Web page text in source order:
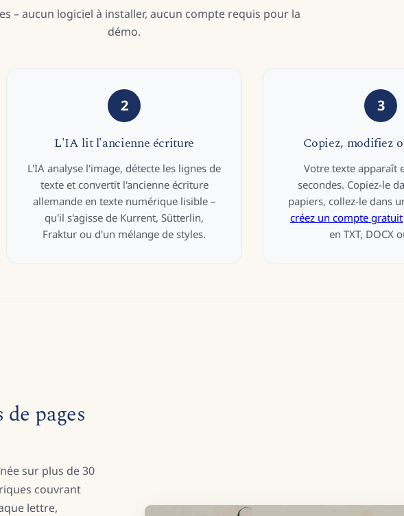
– aucun logiciel à installer, aucun compte requis pour la
démo.
2
L'IA lit l'ancienne écriture
L'IA analyse l'image, détecte les lignes de
texte et convertit l'ancienne écriture
allemande en texte numérique lisible –
qu'il s'agisse de Kurrent, Sütterlin,
Fraktur ou d'un mélange de styles.
3
Copiez, modifiez
Votre texte apparaît
secondes. Copiez-le
papiers, collez-le dans
créez un compte gratuit
en TXT, DOCX
pages
sur plus de 30
couvrant
lettre,